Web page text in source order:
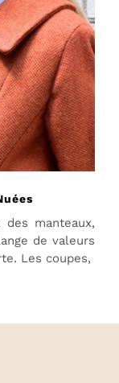
manteaux,
de valeurs
Les coupes,